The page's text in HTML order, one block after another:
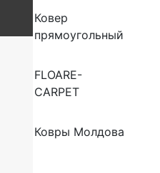
Ковер
прямоугольный
FLOARE-
CARPET
Ковры Молдова